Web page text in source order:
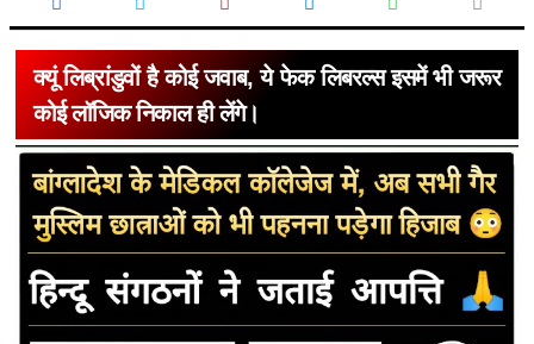
क्यूं लिब्रांडुवों है कोई जवाब, ये फेक लिबरल्स इसमें भी जरूर
कोई लॉजिक निकाल ही लेंगे।